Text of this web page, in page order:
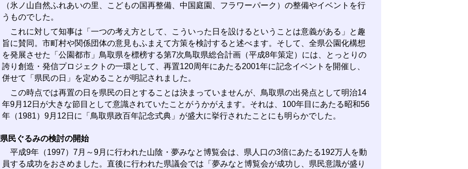
（氷ノ山自然ふれあいの里、こどもの国再整備、中国庭園、フラワーパーク）の整備やイベントを行
うものでした。
これに対して知事は「一つの考え方として、こういった日を設けるということは意義がある」と趣
旨に賛同。市町村や関係団体の意見もふまえて方策を検討すると述べます。そして、全県公園化構想
を発展させた「公園都市」鳥取県を標榜する第7次鳥取県総合計画（平成8年策定）には、とっとりの
誇り創造・発信プロジェクトの一環として、再置120周年にあたる2001年に記念イベントを開催し、
併せて「県民の日」を定めることが明記されました。
この時点では再置の日を県民の日とすることは決まっていませんが、鳥取県の出発点として明治14
年9月12日が大きな節目として意識されていたことがうかがえます。それは、100年目にあたる昭和56
年（1981）9月12日に「鳥取県政百年記念式典」が盛大に挙行されたことにも明らかでした。
県民ぐるみの検討の開始
平成9年（1997）7月～9月に行われた山陰・夢みなと博覧会は、県人口の3倍にあたる192万人を動
員する成功をおさめました。直後に行われた県議会では「夢みなと博覧会が成功し、県民意識が盛り